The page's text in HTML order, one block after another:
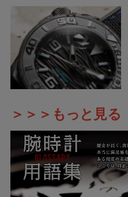
＞＞＞もっと見る